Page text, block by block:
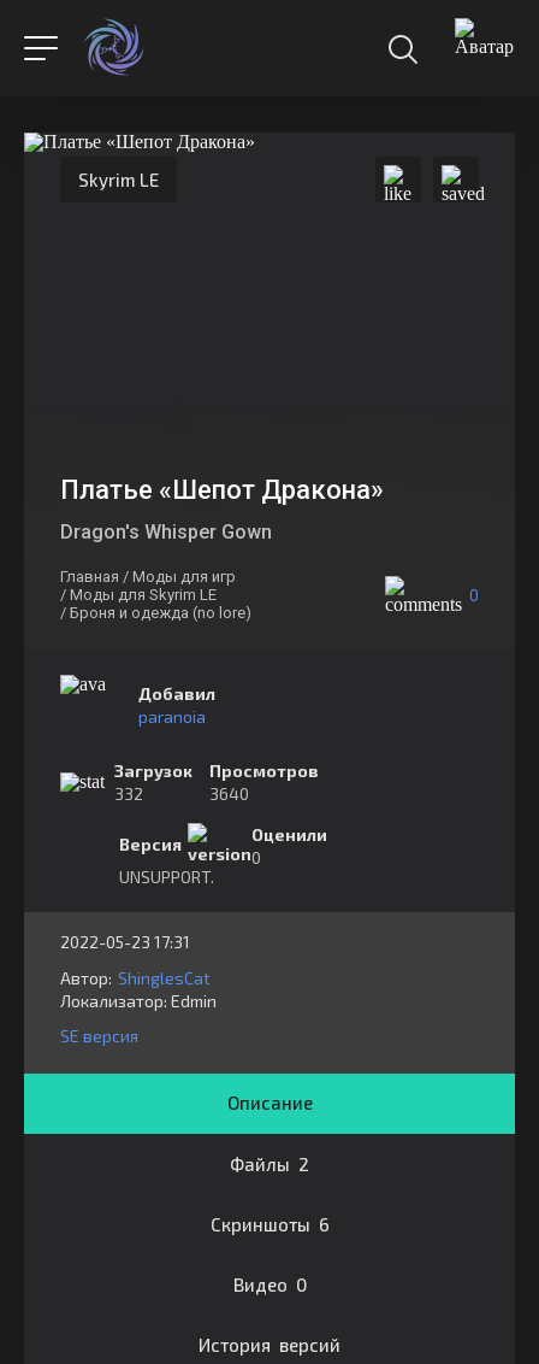
Skyrim LE
Платье «Шепот Дракона»
Dragon's Whisper Gown
Главная / Моды для игр
/ Моды для Skyrim LE
/ Броня и одежда (no lore)
0
Добавил
paranoia
Загрузок
332
Просмотров
3640
Версия
UNSUPPORT.
Оценили
0
2022-05-23 17:31
Автор: ShinglesCat
Локализатор: ⁣⁣⁣Edmin
SE версия
Описание
Файлы 2
Скриншоты 6
Видео 0
История версий